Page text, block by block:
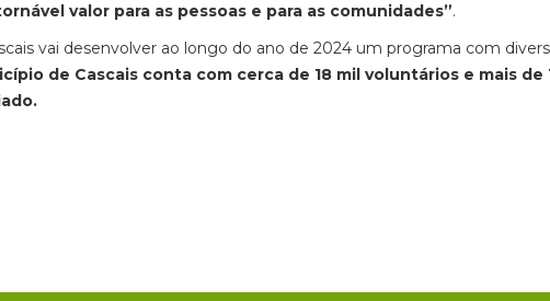
valor para as pessoas e para as comunidades”.
vai desenvolver ao longo do ano de 2024 um programa com
de Cascais conta com cerca de 18 mil voluntários e mais de